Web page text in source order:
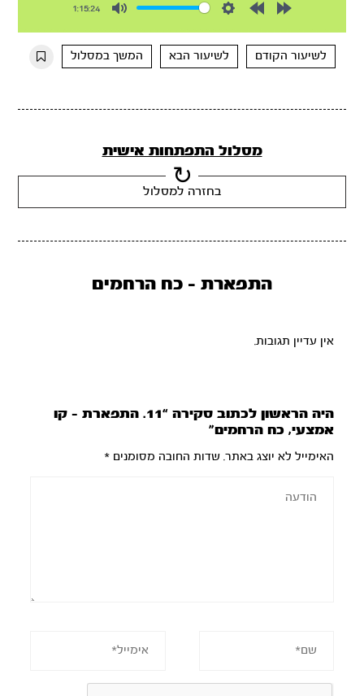
1:15:24
10s
10s
לשיעור הקודם
לשיעור הבא המשך במסלול
מסלול התפתחות אישית
בחזרה למסלול
התפארת - כח הרחמים
אין עדיין תגובות.
היה הראשון לכתוב סקירה “11. התפארת – קו
אמצעי, כח הרחמים”
האימייל לא יוצג באתר. שדות החובה מסומנים*